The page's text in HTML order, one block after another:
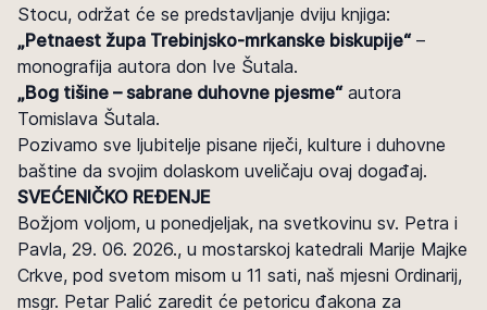
Stocu, održat će se predstavljanje dviju knjiga:
„Petnaest župa Trebinjsko-mrkanske biskupije“–
monografija autora don Ive Šutala.
„Bog tišine – sabrane duhovne pjesme“autora
Tomislava Šutala.
Pozivamo sve ljubitelje pisane riječi, kulture i duhovne
baštine da svojim dolaskom uveličaju ovaj događaj.
SVEĆENIČKO REĐENJE
Božjom voljom, u ponedjeljak, na svetkovinu sv. Petra i
Pavla, 29. 06. 2026., u mostarskoj katedrali Marije Majke
Crkve, pod svetom misom u 11 sati, naš mjesni Ordinarij,
msgr. Petar Palić zaredit će petoricu đakona za